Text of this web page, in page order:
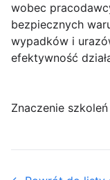
wobec
bezpiecznych
wypadków i
efektywność
Znaczenie szkoleń